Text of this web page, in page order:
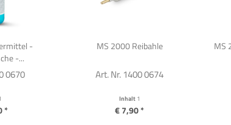
-
-...
0670
*
MS 2000 Reibahle
Art. Nr. 1400 0674
Inhalt 1
€ 7,90 *
MS